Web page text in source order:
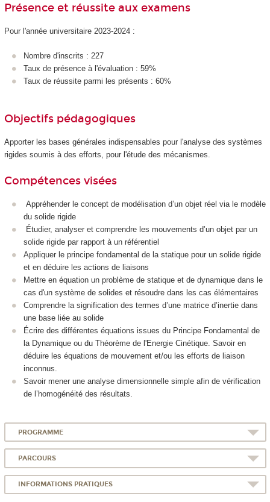
Présence et réussite aux examens
Pour l'année universitaire 2023-2024 :
Nombre d'inscrits : 227
Taux de présence à l'évaluation : 59%
Taux de réussite parmi les présents : 60%
Objectifs pédagogiques
Apporter les bases générales indispensables pour l'analyse des systèmes
rigides soumis à des efforts, pour l'étude des mécanismes.
Compétences visées
Appréhender le concept de modélisation d’un objet réel via le modèle
du solide rigide
Étudier, analyser et comprendre les mouvements d’un objet par un
solide rigide par rapport à un référentiel
Appliquer le principe fondamental de la statique pour un solide rigide
et en déduire les actions de liaisons
Mettre en équation un problème de statique et de dynamique dans le
cas d'un système de solides et résoudre dans les cas élémentaires
Comprendre la signification des termes d’une matrice d’inertie dans
une base liée au solide
Écrire des différentes équations issues du Principe Fondamental de
la Dynamique ou du Théorème de l'Energie Cinétique. Savoir en
déduire les équations de mouvement et/ou les efforts de liaison
inconnus.
Savoir mener une analyse dimensionnelle simple afin de vérification
de l’homogénéité des résultats.
PROGRAMME
PARCOURS
INFORMATIONS PRATIQUES